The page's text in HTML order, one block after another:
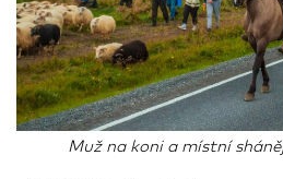
Muž na koni a místní